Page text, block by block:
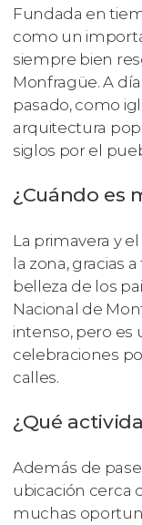
Fundada en
como un
siempre bien
Monfragüe. A
pasado, como
arquitectura
siglos por el
¿Cuándo es
La primavera y
la zona, gracias
belleza de los
Nacional de
intenso, pero es
celebraciones
calles.
¿Qué
Además de
ubicación cerca
muchas